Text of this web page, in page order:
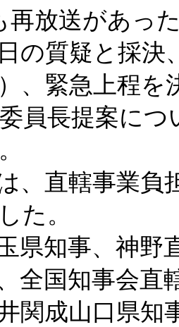
再放送があっ
の質疑と採決
、緊急上程を
員長提案に
、直轄事業負
た。
県知事、神
全国知事会直
関成山口県知